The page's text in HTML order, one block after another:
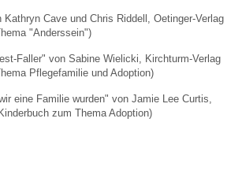
Kathryn Cave und Chris Riddell, Oetinger-Verlag
"Anderssein")
Faller" von Sabine Wielicki, Kirchturm-Verlag
Pflegefamilie und Adoption)
eine Familie wurden" von Jamie Lee Curtis,
zum Thema Adoption)